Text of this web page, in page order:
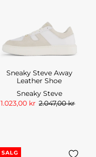
Sneaky Steve Away
Leather Shoe
Sneaky Steve
1.023,00 kr 2.047,00 kr
SALG